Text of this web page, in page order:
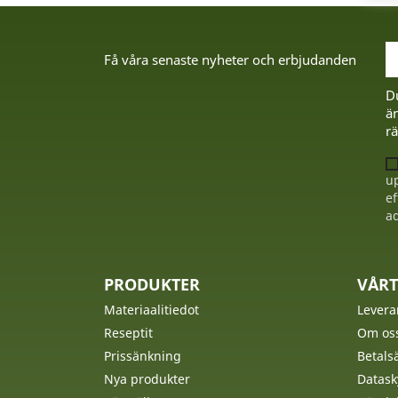
Få våra senaste nyheter och erbjudanden
PRODUKTER
Materiaalitiedot
Reseptit
Prissänkning
Nya produkter
Om